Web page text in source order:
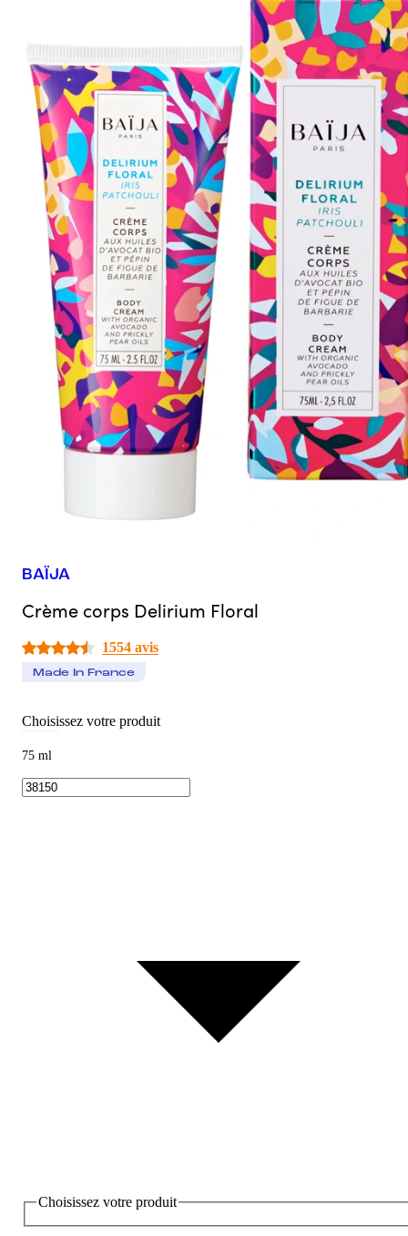
BAÏJA
Crème corps Delirium Floral
1554 avis
Made In France
Choisissez votre produit
75 ml
Choisissez votre produit